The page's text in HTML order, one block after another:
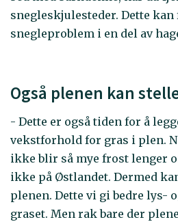
snegleskjulesteder. Dette kan
snegleproblem i en del av
Også plenen kan
- Dette er også tiden for å
vekstforhold for gras i plen.
ikke blir så mye frost lenger
ikke på Østlandet. Dermed
plenen. Dette vi gi bedre lys-
graset. Men rak bare der